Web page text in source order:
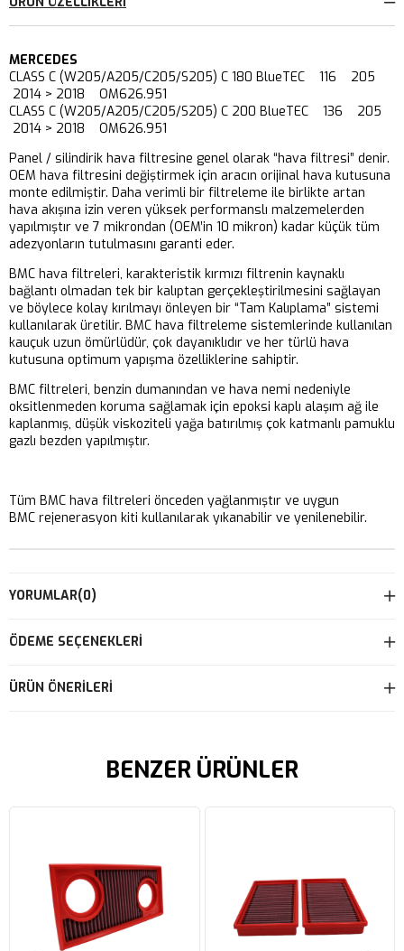
MERCEDES
CLASS C (W205/A205/C205/S205) C 180 BlueTEC 116 205
2014 > 2018 OM626.951
CLASS C (W205/A205/C205/S205) C 200 BlueTEC 136 205
2014 > 2018 OM626.951
Panel / silindirik hava filtresine genel olarak “hava filtresi” denir.
OEM hava filtresini değiştirmek için aracın orijinal hava kutusuna
monte edilmiştir. Daha verimli bir filtreleme ile birlikte artan
hava akışına izin veren yüksek performanslı malzemelerden
yapılmıştır ve 7 mikrondan (OEM’in 10 mikron) kadar küçük tüm
adezyonların tutulmasını garanti eder.
BMC hava filtreleri, karakteristik kırmızı filtrenin kaynaklı
bağlantı olmadan tek bir kalıptan gerçekleştirilmesini sağlayan
ve böylece kolay kırılmayı önleyen bir “Tam Kalıplama” sistemi
kullanılarak üretilir. BMC hava filtreleme sistemlerinde kullanılan
kauçuk uzun ömürlüdür, çok dayanıklıdır ve her türlü hava
kutusuna optimum yapışma özelliklerine sahiptir.
BMC filtreleri, benzin dumanından ve hava nemi nedeniyle
oksitlenmeden koruma sağlamak için epoksi kaplı alaşım ağ ile
kaplanmış, düşük viskoziteli yağa batırılmış çok katmanlı pamuklu
gazlı bezden yapılmıştır.
Tüm BMC hava filtreleri önceden yağlanmıştır ve uygun
BMC rejenerasyon kiti kullanılarak yıkanabilir ve yenilenebilir.
YORUMLAR(0)
ÖDEME SEÇENEKLERI
ÜRÜN ÖNERILERI
BENZER ÜRÜNLER